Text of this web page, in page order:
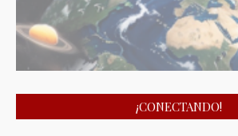
¡CONECTANDO!